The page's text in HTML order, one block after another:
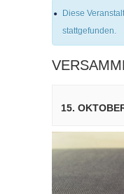
Diese
stattgefunden.
15.